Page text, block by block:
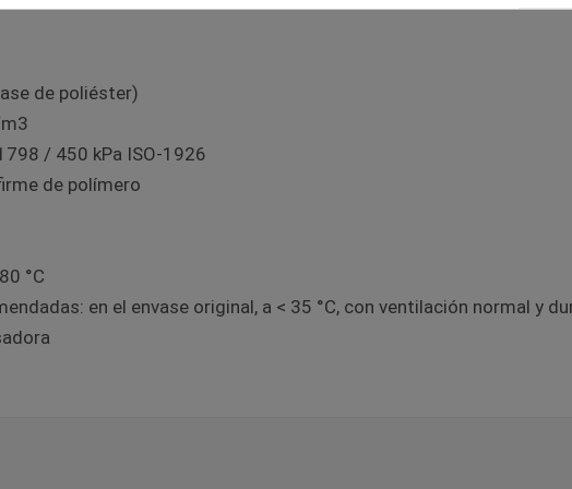
de poliéster)
/ 450 kPa ISO-1926
de polímero
°C
en el envase original, a < 35 °C, con ventilación normal y